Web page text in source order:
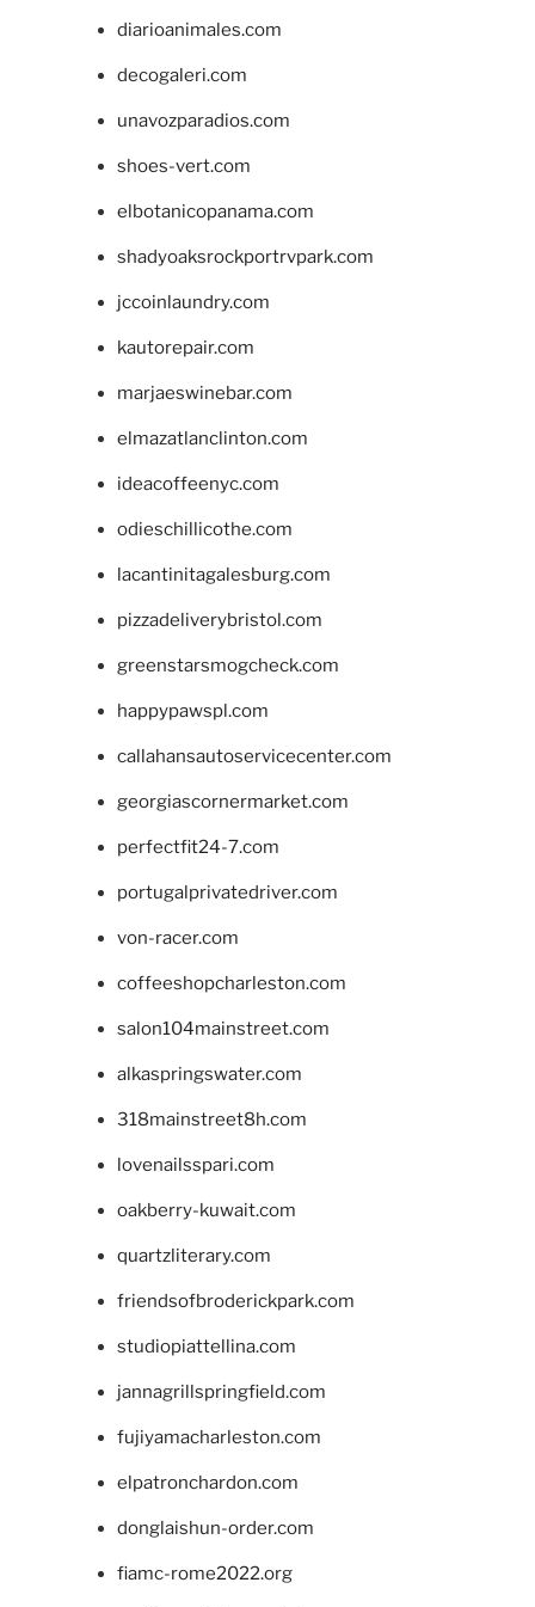
diarioanimales.com
decogaleri.com
unavozparadios.com
shoes-vert.com
elbotanicopanama.com
shadyoaksrockportrvpark.com
jccoinlaundry.com
kautorepair.com
marjaeswinebar.com
elmazatlanclinton.com
ideacoffeenyc.com
odieschillicothe.com
lacantinitagalesburg.com
pizzadeliverybristol.com
greenstarsmogcheck.com
happypawspl.com
callahansautoservicecenter.com
georgiascornermarket.com
perfectfit24-7.com
portugalprivatedriver.com
von-racer.com
coffeeshopcharleston.com
salon104mainstreet.com
alkaspringswater.com
318mainstreet8h.com
lovenailsspari.com
oakberry-kuwait.com
quartzliterary.com
friendsofbroderickpark.com
studiopiattellina.com
jannagrillspringfield.com
fujiyamacharleston.com
elpatronchardon.com
donglaishun-order.com
fiamc-rome2022.org